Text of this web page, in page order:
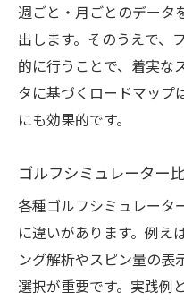
週ごと・月ごとのデータ
出します。そのうえで、
的に行うことで、着実な
タに基づくロードマップ
にも効果的です。
ゴルフシミュレーター
各種ゴルフシミュレータ
に違いがあります。例え
ング解析やスピン量の表
選択が重要です。実践例